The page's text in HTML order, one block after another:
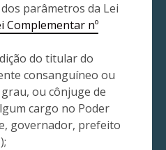
parâmetros da Lei
Complementar nº
do titular do
consanguíneo ou
ou cônjuge de
cargo no Poder
governador, prefeito